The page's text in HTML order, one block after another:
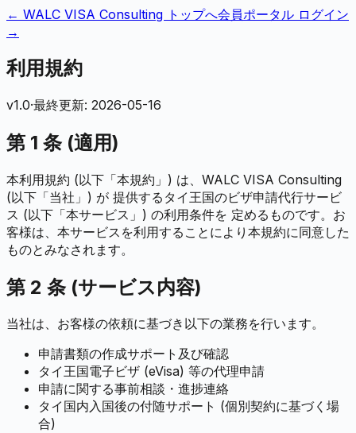
← WALC VISA Consulting トップへ会員ポータル ログイン
→
利用規約
v1.0·最終更新: 2026-05-16
第 1 条 (適用)
本利用規約 (以下「本規約」) は、WALC VISA Consulting
(以下「当社」) が 提供するタイ王国のビザ申請代行サービ
ス (以下「本サービス」) の利用条件を 定めるものです。お
客様は、本サービスを利用することにより本規約に同意した
ものとみなされます。
第 2 条 (サービス内容)
当社は、お客様の依頼に基づき以下の業務を行います。
申請書類の作成サポート及び確認
タイ王国電子ビザ (eVisa) 等の代理申請
申請に関する事前相談・進捗連絡
タイ国内入国後の付随サポート (個別契約に基づく場
合)